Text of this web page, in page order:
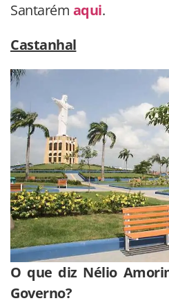
Santarém aqui.
Castanhal
O que diz Nélio
Governo?